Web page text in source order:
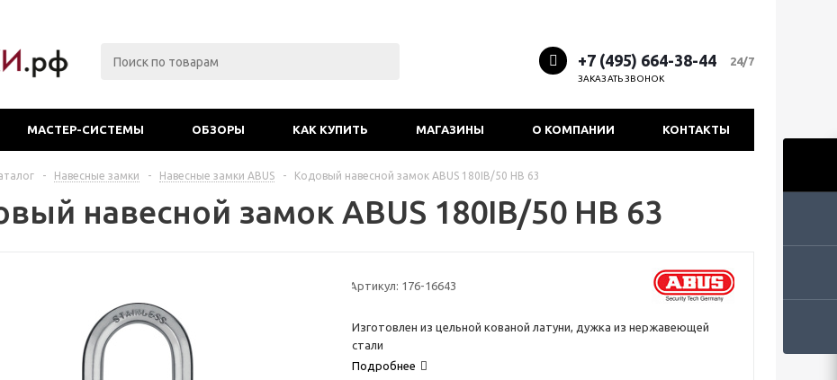
+7 (495) 664-38-44 24/7
ЗАКАЗАТЬ ЗВОНОК
МАСТЕР-СИСТЕМЫ ОБЗОРЫ КАК КУПИТЬ МАГАЗИНЫ О КОМПАНИИ КОНТАКТЫ
- Навесные замки - Навесные замки ABUS - Кодовый навесной замок ABUS 180IB/50 HB 63
навесной замок ABUS 180IB/50 HB 63
Артикул: 176-16643
Изготовлен из цельной кованой латуни, дужка из нержавеющей
стали
Подробнее